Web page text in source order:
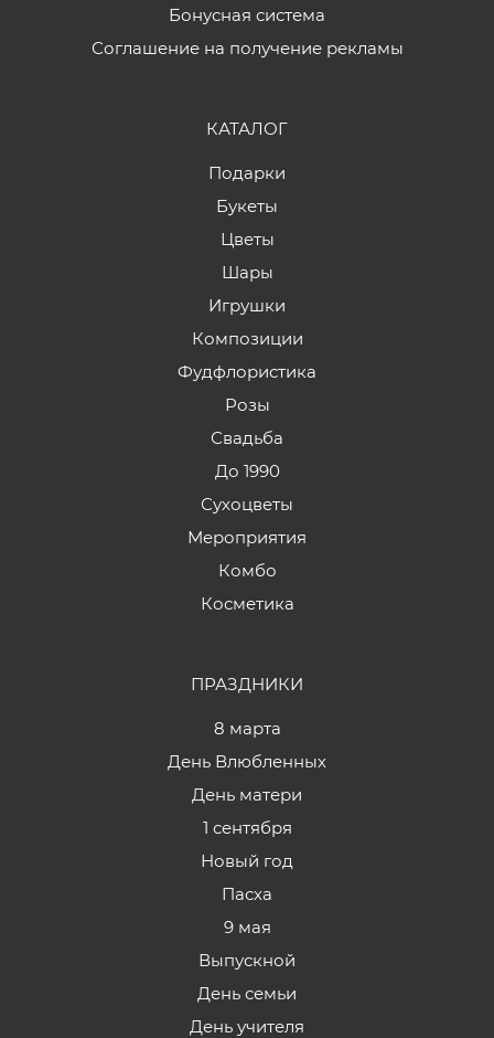
Бонусная система
Соглашение на получение рекламы
КАТАЛОГ
Подарки
Букеты
Цветы
Шары
Игрушки
Композиции
Фудфлористика
Розы
Свадьба
До 1990
Сухоцветы
Мероприятия
Комбо
Косметика
ПРАЗДНИКИ
8 марта
День Влюбленных
День матери
1 сентября
Новый год
Пасха
9 мая
Выпускной
День семьи
День учителя